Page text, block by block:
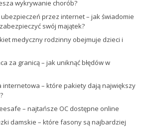
wykrywanie chorób?
przez internet – jak świadomie
swój majątek?
medyczny rodzinny obejmuje dzieci i
za granicą – jak uniknąć błędów w
internetowa – które pakiety dają największy
– najtańsze OC dostępne online
damskie – które fasony są najbardziej